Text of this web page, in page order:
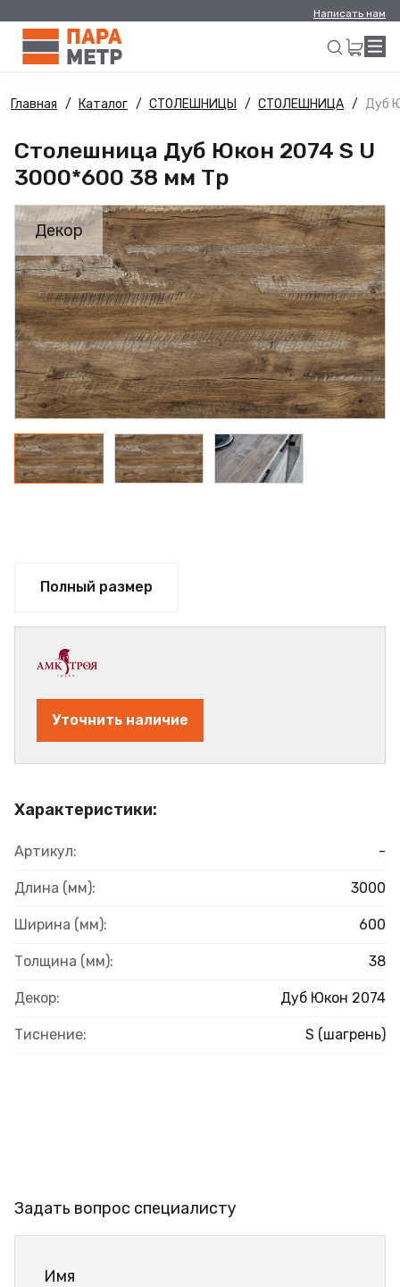
Написать нам
Искать
Главная Каталог СТОЛЕШНИЦЫ СТОЛЕШНИЦА Дуб
Столешница Дуб Юкон 2074 S U
3000*600 38 мм Тр
Декор
Полный размер
Характеристики:
Артикул: -
Длина (мм): 3000
Ширина (мм): 600
Толщина (мм): 38
Декор: Дуб Юкон 2074
Тиснение: S (шагрень)
Уточнить наличие
Задать вопрос специалисту
Имя